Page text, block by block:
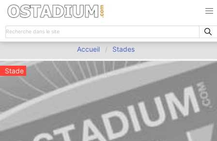
Accueil Stades
Stade